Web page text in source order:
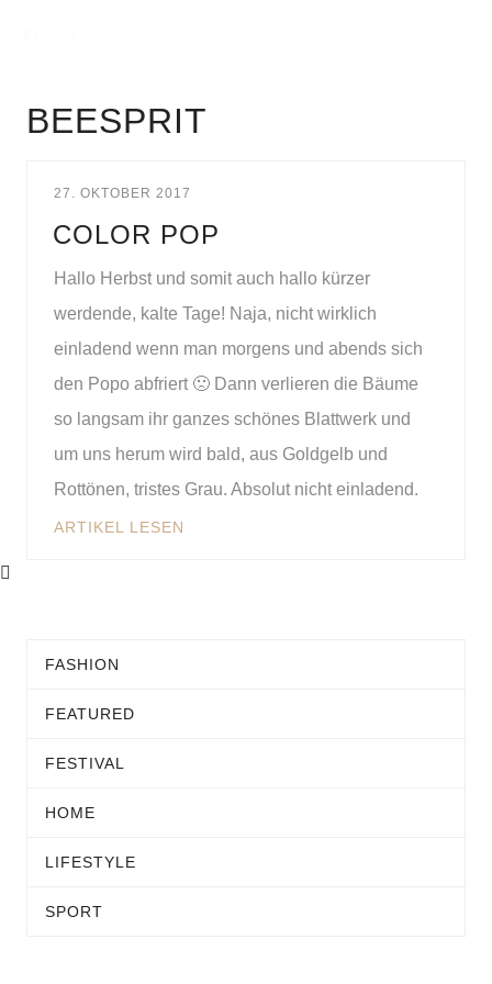
BEESPRIT
27. OKTOBER 2017
COLOR POP
Hallo Herbst und somit auch hallo kürzer
werdende, kalte Tage! Naja, nicht wirklich
einladend wenn man morgens und abends sich
den Popo abfriert 🙁 Dann verlieren die Bäume
so langsam ihr ganzes schönes Blattwerk und
um uns herum wird bald, aus Goldgelb und
Rottönen, tristes Grau. Absolut nicht einladend.
ARTIKEL LESEN
FASHION
FEATURED
FESTIVAL
HOME
LIFESTYLE
SPORT